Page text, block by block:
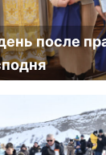
после